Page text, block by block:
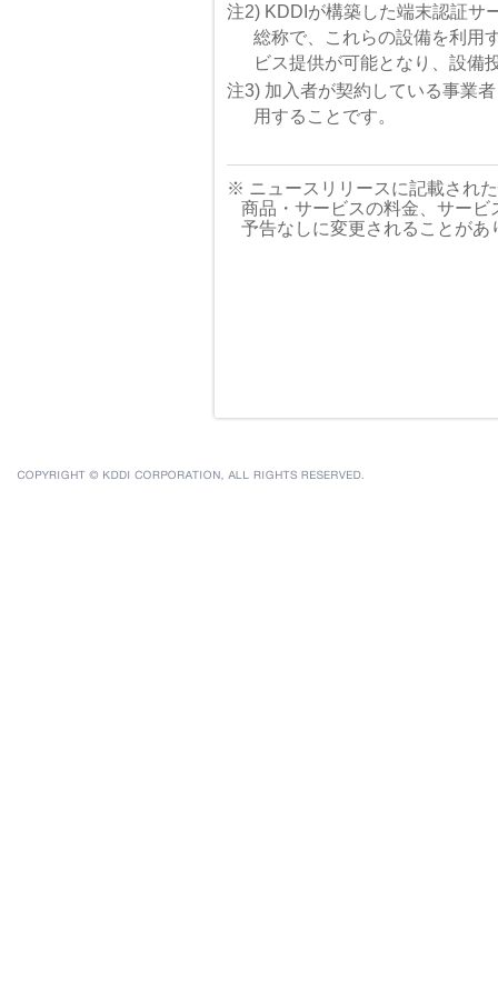
注2) KDDIが構築した端末認証サ
総称で、これらの設備を利用
ビス提供が可能となり、設備
注3) 加入者が契約している事業
用することです。
※ ニュースリリースに記載され
商品・サービスの料金、サー
予告なしに変更されることが